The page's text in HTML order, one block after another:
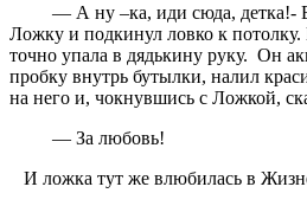
— А ну –ка, иди сюда, детка!-
Ложку и подкинул ловко к
точно упала в дядькину руку. Он
пробку внутрь бутылки, налил
на него и, чокнувшись с Ложкой,
— За любовь!
И ложка тут же влюбилась в